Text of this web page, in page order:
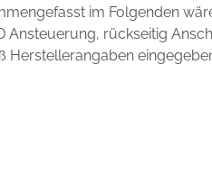
im Folgenden
Ansteuerung, rückseitig